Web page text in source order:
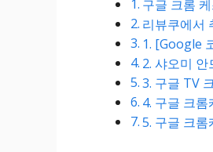
구글 크롬
리뷰쿠에서
1. [Google
2. 샤오미
3. 구글 TV
4. 구글 크
5. 구글 크